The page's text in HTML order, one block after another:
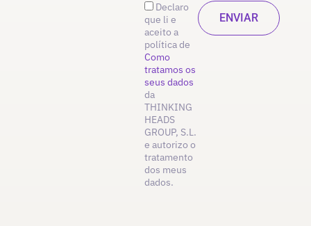
Declaro
que li e
aceito a
política de
Como
tratamos os
seus dados
da
THINKING
HEADS
GROUP, S.L.
e autorizo o
tratamento
dos meus
dados.